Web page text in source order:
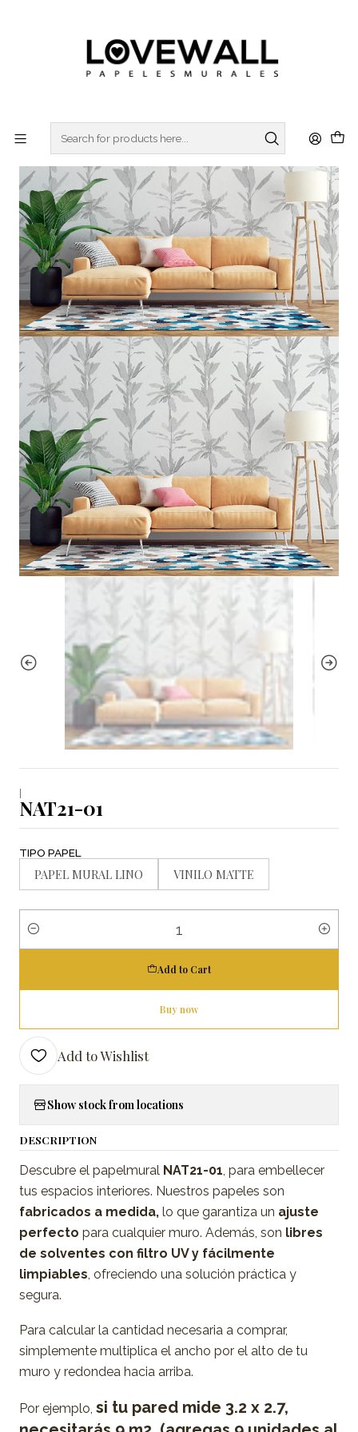
Home NATURA NAT21-01
|
NAT21-01
TIPO PAPEL
PAPEL MURAL LINO VINILO MATTE
Quantity
Add to Cart
Buy now
Add to Wishlist
Show stock from locations
DESCRIPTION
Descubre el papelmural NAT21-01 , para embellecer
tus espacios interiores. Nuestros papeles son
fabricados a medida, lo que garantiza un ajuste
perfecto para cualquier muro. Además, son libres
de solventes con filtro UV y fácilmente
limpiables , ofreciendo una solución práctica y
segura.
Para calcular la cantidad necesaria a comprar,
simplemente multiplica el ancho por el alto de tu
muro y redondea hacia arriba.
Por ejemplo, si tu pared mide 3.2 x 2.7,